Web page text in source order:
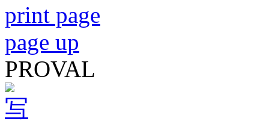
print page
page up
PROVAL